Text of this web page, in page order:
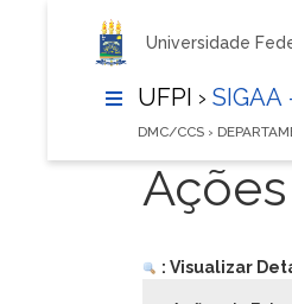
Universidade
UFPI ›
DMC/CCS ›
: Visualizar